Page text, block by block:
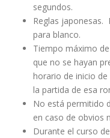
segundos.
Reglas japonesas.
para blanco.
Tiempo máximo
que no se hayan
horario de inicio
la partida de esa
No está permitido
en caso de obvios
Durante el curso